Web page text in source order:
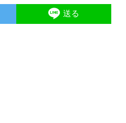
送る